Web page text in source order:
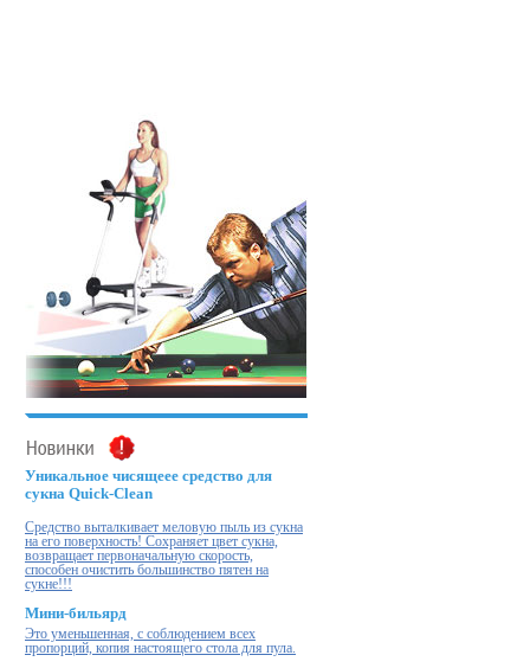
Уникальное чисящеее средство для
сукна Quick-Clean
Cредство выталкивает меловую пыль из сукна
на его поверхность! Cохраняет цвет сукна,
возвращает первоначальную скорость,
способен очистить большинство пятен на
сукне!!!
Мини-бильярд
Это уменьшенная, с соблюдением всех
пропорций, копия настоящего стола для пула.